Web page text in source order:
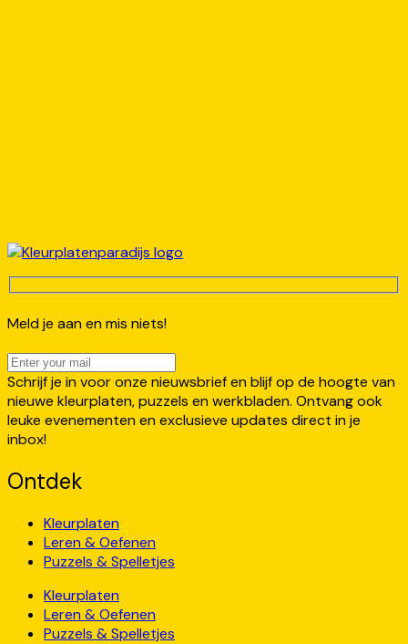
Meld je aan en mis niets!
Schrijf je in voor onze nieuwsbrief en blijf op de hoogte van
nieuwe kleurplaten, puzzels en werkbladen. Ontvang ook
leuke evenementen en exclusieve updates direct in je
inbox!
Ontdek
Kleurplaten
Leren & Oefenen
Puzzels & Spelletjes
Kleurplaten
Leren & Oefenen
Puzzels & Spelletjes